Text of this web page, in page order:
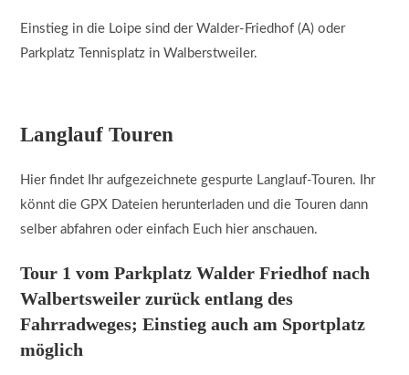
Einstieg in die Loipe sind der Walder-Friedhof (A) oder
Parkplatz Tennisplatz in Walberstweiler.
Langlauf Touren
Hier findet Ihr aufgezeichnete gespurte Langlauf-Touren. Ihr
könnt die GPX Dateien herunterladen und die Touren dann
selber abfahren oder einfach Euch hier anschauen.
Tour 1 vom Parkplatz Walder Friedhof nach
Walbertsweiler zurück entlang des
Fahrradweges; Einstieg auch am Sportplatz
möglich